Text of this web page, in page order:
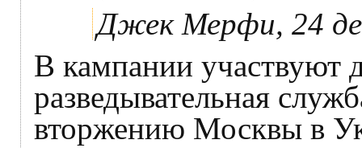
Джек Мерфи, 24
В кампании участвуют
разведывательная
вторжению Москвы в